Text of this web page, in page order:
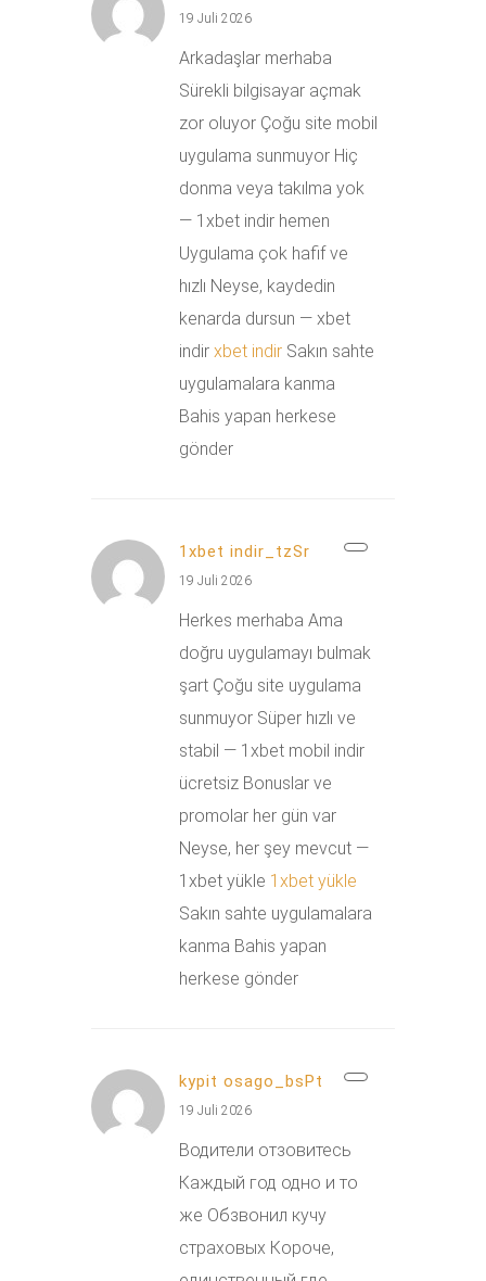
19 Juli 2026
Arkadaşlar merhaba
Sürekli bilgisayar açmak
zor oluyor Çoğu site mobil
uygulama sunmuyor Hiç
donma veya takılma yok
— 1xbet indir hemen
Uygulama çok hafif ve
hızlı Neyse, kaydedin
kenarda dursun — xbet
indirxbet indir Sakın sahte
uygulamalara kanma
Bahis yapan herkese
gönder
1xbet indir_tzSr
19 Juli 2026
Herkes merhaba Ama
doğru uygulamayı bulmak
şart Çoğu site uygulama
sunmuyor Süper hızlı ve
stabil — 1xbet mobil indir
ücretsiz Bonuslar ve
promolar her gün var
Neyse, her şey mevcut —
1xbet yükle 1xbet yükle
Sakın sahte uygulamalara
kanma Bahis yapan
herkese gönder
kypit osago_bsPt
19 Juli 2026
Водители отзовитесь
Каждый год одно и то
же Обзвонил кучу
страховых Короче,